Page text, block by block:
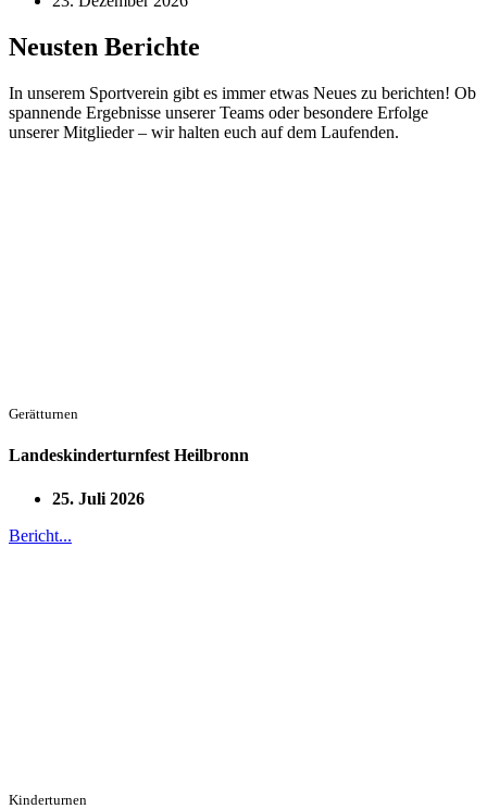
Neusten Berichte
In unserem Sportverein gibt es immer etwas Neues zu berichten! Ob
spannende Ergebnisse unserer Teams oder besondere Erfolge
unserer Mitglieder – wir halten euch auf dem Laufenden.
Gerätturnen
Landeskinderturnfest Heilbronn
25. Juli 2026
Bericht...
Kinderturnen